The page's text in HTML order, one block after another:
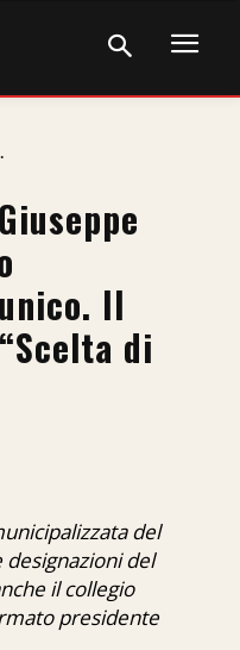
Il
di
del
del
il collegio
presidente